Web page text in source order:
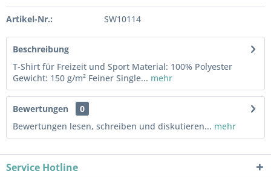
Artikel-Nr.: SW10114
Beschreibung
T-Shirt für Freizeit und Sport Material: 100% Polyester
Gewicht: 150 g/m² Feiner Single... mehr
Bewertungen
0
Bewertungen lesen, schreiben und diskutieren... mehr
Service Hotline